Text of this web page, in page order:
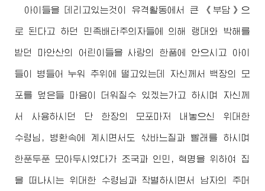
아이들을 데리고있는것이 유격활동에서 큰 《부담》으
로 된다고 하던 민족배타주의자들에 의해 랭대와 박해를
받던 마안산의 어린이들을 사랑의 한품에 안으시고 아이
들이 병들어 누워 추위에 떨고있는데 자신께서 백장의 모
포를 덮은들 마음이 더워질수 있겠는가고 하시며 자신께
서 사용하시던 단 한장의 모포마저 내놓으신 위대한
수령님 , 병환속에 계시면서도 삯바느질과 빨래를 하시며
한푼두푼 모아두시였다가 조국과 인민, 혁명을 위하여 집
을 떠나시는 위대한 수령님 과 작별하시면서 남자의 주머